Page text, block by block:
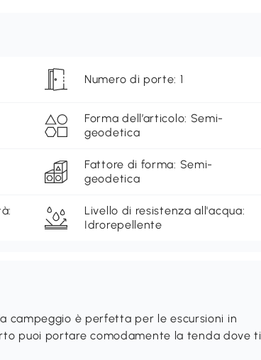
Numero di porte: 1
Forma dell’articolo: Semi-
geodetica
Fattore di forma: Semi-
geodetica
Livello di resistenza all'acqua:
Idrorepellente
campeggio è perfetta per le escursioni in
puoi portare comodamente la tenda dove ti